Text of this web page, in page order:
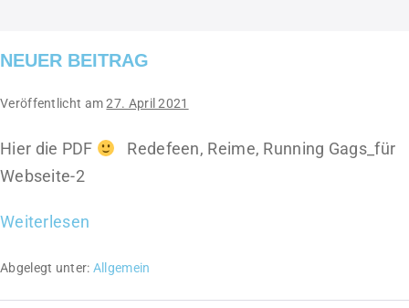
NEUER BEITRAG
Veröffentlicht am 27. April 2021
Hier die PDF
Redefeen, Reime, Running Gags_für
Webseite-2
Weiterlesen
Abgelegt unter: Allgemein